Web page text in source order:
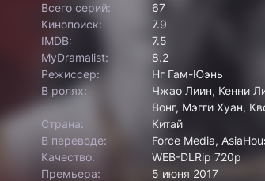
Всего серий:
67
Кинопоиск:
7.9
IMDB:
7.5
MyDramalist:
8.2
Режиссер:
Нг Гам-Юэнь
В ролях:
Чжао Лиин, Кенни
Вонг, Мэгги Хуан,
Страна:
Китай
В переводе:
Force Media,
Качество:
WEB-DLRip 720p
Премьера:
5 июня 2017